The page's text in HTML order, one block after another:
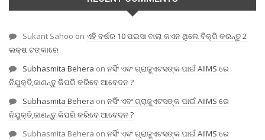
Sukant Sahoo on ଏହି ବର୍ଷର 10 ପଇସା ବାଲା କଏନ ଥିଲେ ବିକ୍ରି କରନ୍ତୁ 2
ଲକ୍ଷ ଟଙ୍କାରେ
Subhasmita Behera on ନର୍ସିଂ ଏବଂ ଗ୍ରାଜୁଏଟସଙ୍କ ପାଇଁ AIIMS ରେ
ନିଯୁକ୍ତି,ଜାଣନ୍ତୁ କିପରି କରିବେ ଆବେଦନ ?
Subhasmita Behera on ନର୍ସିଂ ଏବଂ ଗ୍ରାଜୁଏଟସଙ୍କ ପାଇଁ AIIMS ରେ
ନିଯୁକ୍ତି,ଜାଣନ୍ତୁ କିପରି କରିବେ ଆବେଦନ ?
Subhasmita Behera on ନର୍ସିଂ ଏବଂ ଗ୍ରାଜୁଏଟସଙ୍କ ପାଇଁ AIIMS ରେ